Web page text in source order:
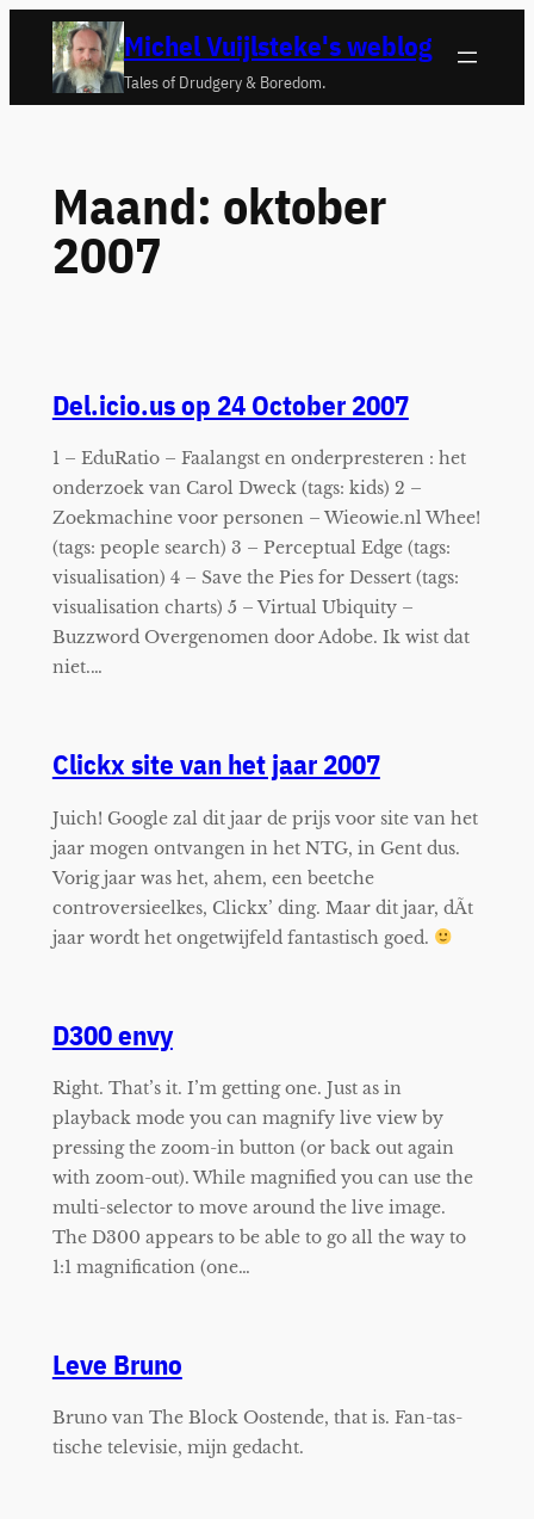
naar
Michel Vuijlsteke's weblog
Tales of Drudgery & Boredom.
Maand: oktober
2007
Del.icio.us op 24 October 2007
1 – EduRatio – Faalangst en onderpresteren : het
onderzoek van Carol Dweck (tags: kids) 2 –
Zoekmachine voor personen – Wieowie.nl Whee!
(tags: people search) 3 – Perceptual Edge (tags:
visualisation) 4 – Save the Pies for Dessert (tags:
visualisation charts) 5 – Virtual Ubiquity –
Buzzword Overgenomen door Adobe. Ik wist dat
niet.…
Clickx site van het jaar 2007
Juich! Google zal dit jaar de prijs voor site van het
jaar mogen ontvangen in het NTG, in Gent dus.
Vorig jaar was het, ahem, een beetche
controversieelkes, Clickx’ ding. Maar dit jaar, dÃ­t
jaar wordt het ongetwijfeld fantastisch goed.
D300 envy
Right. That’s it. I’m getting one. Just as in
playback mode you can magnify live view by
pressing the zoom-in button (or back out again
with zoom-out). While magnified you can use the
multi-selector to move around the live image.
The D300 appears to be able to go all the way to
1:1 magnification (one…
Leve Bruno
Bruno van The Block Oostende, that is. Fan-tas-
tische televisie, mijn gedacht.